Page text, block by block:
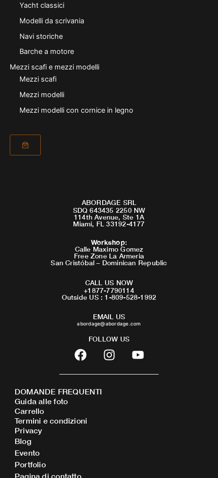
Yacht classici
Modelli da scrivania
Navi storiche
Barche a motore
Mezzi scafi e mezzi modelli
Mezzi scafi
Mezzi modelli
Mezzi modelli con cornice in legno
ABORDAGE SRL
SDQ 643435 2250 NW
114th Avenue, Ste 1A
Miami, FL 33192-4177
Workshop:
Calle Maximo Gomez
Free Zone La Armeria
San Cristóbal – Dominican Republic
CALL US NOW
+1877-7790114
Outside US : 1-809-528-1992
EMAIL US
abordage@abordage.com
FOLLOW US
F
a
c
b
o
I
n
s
Y
o
u
DOMANDE FREQUENTI
Guida alle foto
Carrello
Termini e condizioni
Privacy
Blog
Evento
Portfolio
Pagina di contatto